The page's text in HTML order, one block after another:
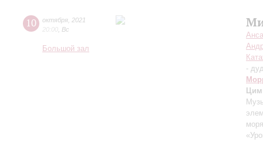
10 октября 2021
20:00 Вс
Большой зал
-